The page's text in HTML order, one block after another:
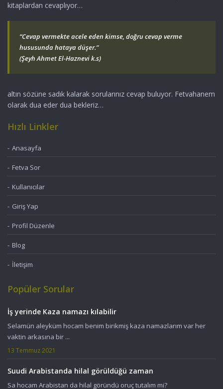
kitaplardan cevaplıyor…
“Cevap vermekte acele eden kimse, doğru cevap verme
hususunda hataya düşer.”
(Şeyh Ahmet El-Haznevi k.s)
altın sözüne sadık kalarak sorularınız cevap buluyor. Fetvahanem
olarak dua eder dua bekleriz…
Hızlı Linkler
Anasayfa
Fetva Sor
Kullanıcılar
Giriş Yap
Profil Düzenle
Blog
İletişim
Popüler Sorular
İş yerinde Kaza namazı kılabilir
Selamün aleyküm hocam benim birikmiş kaza namazlarım var her
vaktin arkasına bir ...
13 Temmuz 2021
Suudi Arabistanda hilal görüldüğü zaman
Sa hocam Arabistan da hilal göründü oruç tutalım mi?